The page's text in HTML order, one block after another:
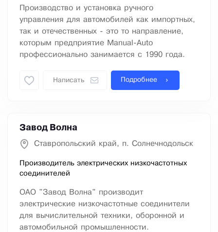
Производство и установка ручного
управления для автомобилей как импортных,
так и отечественных - это то направление,
которым предприятие Manual-Auto
профессионально занимается с 1990 года.
Написать Подробнее
Завод Волна
Ставропольский край, п. Солнечнодольск
Производитель электрических низкочастотных
соединителей
ОАО "Завод Волна" производит
электрические низкочастотные соединители
для вычислительной техники, оборонной и
автомобильной промышленности.